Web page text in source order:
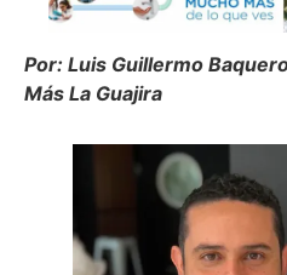
Por: Luis Guillermo
Más La Guajira